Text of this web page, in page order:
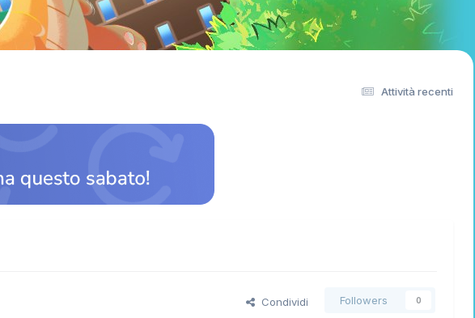
Attività recenti
Condividi Followers 0